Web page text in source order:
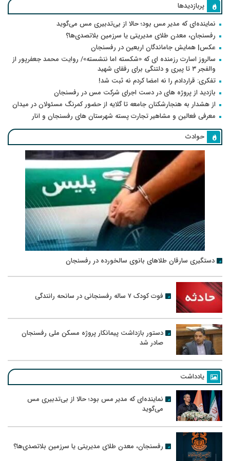
پربازدیدها
نماینده‌ای که مدیر مس بود؛ حالا از بی‌تدبیری مس می‌گوید
رفسنجان، معدن طلای مدیریتی یا سرزمین بلاتصدی‌ها؟
عکس| همایش جاماندگان اربعین در رفسنجان
سالروز اسارت رزمنده ای که «شکسته اما ننشسته»/ روایت محمد جعفرپور از
والفجر ۳ تا پیری و دلتنگی برای رفقای شهید
تفکری: قراردادم را نه امضا کردم نه ثبت شد!
بازدید از پروژه های در دست اجرای شرکت مس در رفسنجان
از هشدار به هنجارشکنان جامعه تا گلایه از حضور کمرنگ مسئولان در میدان
معرفی فعالین و مشاهیر تجارت پسته شهرستان های رفسنجان و انار
حوادث
دستگیری سارقان طلاهای بانوی سالخورده در رفسنجان
فوت کودک ۷ ساله رفسنجانی در سانحه رانندگی
دستور بازداشت پیمانکار پروژه مسکن ملی رفسنجان
صادر شد
یادداشت
نماینده‌ای که مدیر مس بود؛ حالا از بی‌تدبیری مس
می‌گوید
رفسنجان، معدن طلای مدیریتی یا سرزمین بلاتصدی‌ها؟